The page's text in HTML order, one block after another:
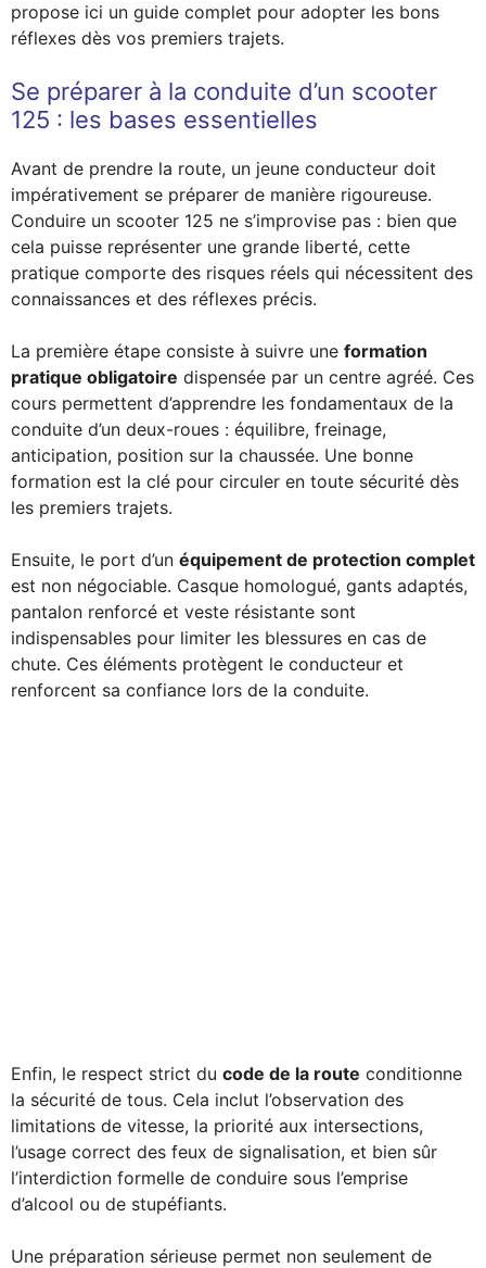
propose ici un guide complet pour adopter les bons
réflexes dès vos premiers trajets.
Se préparer à la conduite d’un scooter
125 : les bases essentielles
Avant de prendre la route, un jeune conducteur doit
impérativement se préparer de manière rigoureuse.
Conduire un scooter 125 ne s’improvise pas : bien que
cela puisse représenter une grande liberté, cette
pratique comporte des risques réels qui nécessitent des
connaissances et des réflexes précis.
La première étape consiste à suivre une formation
pratique obligatoire dispensée par un centre agréé. Ces
cours permettent d’apprendre les fondamentaux de la
conduite d’un deux-roues : équilibre, freinage,
anticipation, position sur la chaussée. Une bonne
formation est la clé pour circuler en toute sécurité dès
les premiers trajets.
Ensuite, le port d’un équipement de protection complet
est non négociable. Casque homologué, gants adaptés,
pantalon renforcé et veste résistante sont
indispensables pour limiter les blessures en cas de
chute. Ces éléments protègent le conducteur et
renforcent sa confiance lors de la conduite.
Enfin, le respect strict du code de la route conditionne
la sécurité de tous. Cela inclut l’observation des
limitations de vitesse, la priorité aux intersections,
l’usage correct des feux de signalisation, et bien sûr
l’interdiction formelle de conduire sous l’emprise
d’alcool ou de stupéfiants.
Une préparation sérieuse permet non seulement de